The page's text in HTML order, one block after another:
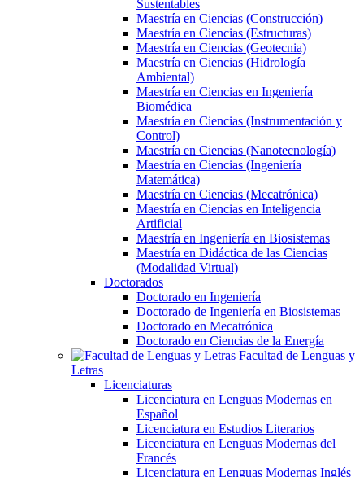
Sustentables
Maestría en Ciencias (Construcción)
Maestría en Ciencias (Estructuras)
Maestría en Ciencias (Geotecnia)
Maestría en Ciencias (Hidrología
Ambiental)
Maestría en Ciencias en Ingeniería
Biomédica
Maestría en Ciencias (Instrumentación y
Control)
Maestría en Ciencias (Nanotecnología)
Maestría en Ciencias (Ingeniería
Matemática)
Maestría en Ciencias (Mecatrónica)
Maestría en Ciencias en Inteligencia
Artificial
Maestría en Ingeniería en Biosistemas
Maestría en Didáctica de las Ciencias
(Modalidad Virtual)
Doctorados
Doctorado en Ingeniería
Doctorado de Ingeniería en Biosistemas
Doctorado en Mecatrónica
Doctorado en Ciencias de la Energía
Facultad de Lenguas y
Letras
Licenciaturas
Licenciatura en Lenguas Modernas en
Español
Licenciatura en Estudios Literarios
Licenciatura en Lenguas Modernas del
Francés
Licenciatura en Lenguas Modernas Inglés